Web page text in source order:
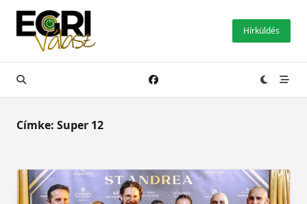
Skip
content
Hírküldés
Címke: Super 12